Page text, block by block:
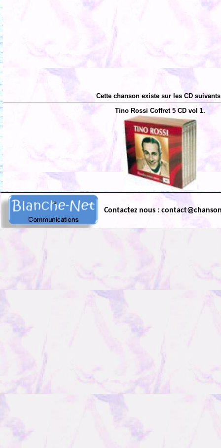
Cette chanson existe sur les CD
Tino Rossi Coffret 5 CD vol 1.
Contactez nous :